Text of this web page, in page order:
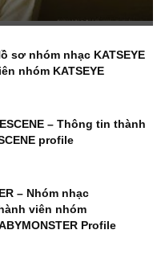
sơ nhóm nhạc KATSEYE
nhóm KATSEYE
– Thông tin thành
profile
– Nhóm nhạc
viên nhóm
Profile